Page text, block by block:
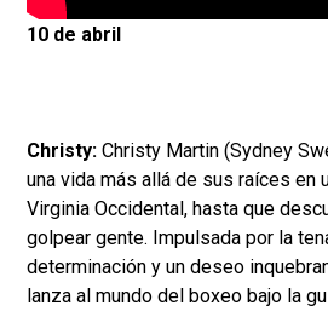
10 de abril
Christy: Christy Martin (Sydney
una vida más allá de sus raíces en
Virginia Occidental, hasta que
golpear gente. Impulsada por la
determinación y un deseo
lanza al mundo del boxeo bajo la